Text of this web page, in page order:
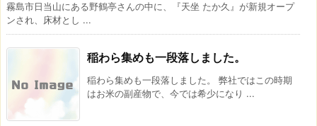
霧島市日当山にある野鶴亭さんの中に、『天坐 たか久』が新規オープ
ンされ、床材とし ...
稲わら集めも一段落しました。
稲わら集めも一段落しました。 弊社ではこの時期
はお米の副産物で、今では希少になり ...